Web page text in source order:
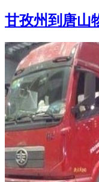
甘孜州到唐山